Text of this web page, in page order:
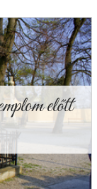
előtt